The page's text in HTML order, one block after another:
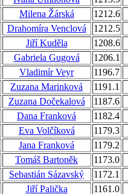
Milena Žárská
1212.6
Drahomíra Venclová
1212.5
Jiří Kuděla
1208.6
Gabriela Gugová
1206.1
Vladimír Veyr
1196.7
Zuzana Marinková
1191.1
Zuzana Dočekalová
1187.6
Dana Franková
1182.4
Eva Volčíková
1179.3
Jana Franková
1179.2
Tomáš Bartoněk
1173.0
Sebastián Sázavský
1172.1
Jiří Palička
1161.0